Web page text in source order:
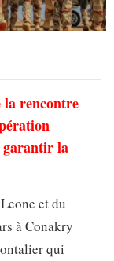
la rencontre
garantir la
et du
à Conakry
qui